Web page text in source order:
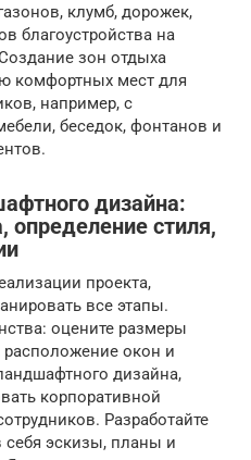
клумб, дорожек,
благоустройства на
зон отдыха
комфортных мест для
например, с
беседок, фонтанов и
дизайна:
определение стиля,
проекта,
все этапы.
оцените размеры
окон и
дизайна,
корпоративной
Разработайте
эскизы, планы и